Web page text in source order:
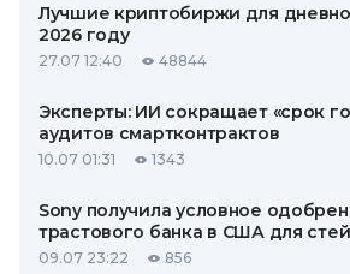
Лучшие криптобиржи для
2026 году
27.07 12:40 48844
Эксперты: ИИ сокращает «срок
аудитов смартконтрактов
10.07 01:31 1343
Sony получила условное
трастового банка в США для
09.07 23:22 856